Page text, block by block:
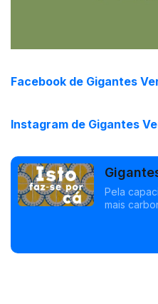
Facebook de Gigantes
Instagram de Gigantes
Pela
mais
grande
Gigantes